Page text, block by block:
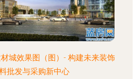
城效果图（图）- 构建未来装饰
批发与采购新中心